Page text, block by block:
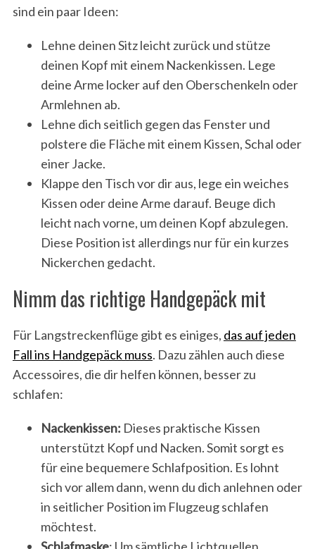
sind ein paar Ideen:
Lehne deinen Sitz leicht zurück und stütze
deinen Kopf mit einem Nackenkissen. Lege
deine Arme locker auf den Oberschenkeln oder
Armlehnen ab.
Lehne dich seitlich gegen das Fenster und
polstere die Fläche mit einem Kissen, Schal oder
einer Jacke.
Klappe den Tisch vor dir aus, lege ein weiches
Kissen oder deine Arme darauf. Beuge dich
leicht nach vorne, um deinen Kopf abzulegen.
Diese Position ist allerdings nur für ein kurzes
Nickerchen gedacht.
Nimm das richtige Handgepäck mit
Für Langstreckenflüge gibt es einiges, das auf jeden
Fall ins Handgepäck muss. Dazu zählen auch diese
Accessoires, die dir helfen können, besser zu
schlafen:
Nackenkissen: Dieses praktische Kissen
unterstützt Kopf und Nacken. Somit sorgt es
für eine bequemere Schlafposition. Es lohnt
sich vor allem dann, wenn du dich anlehnen oder
in seitlicher Position im Flugzeug schlafen
möchtest.
Schlafmaske: Um sämtliche Lichtquellen